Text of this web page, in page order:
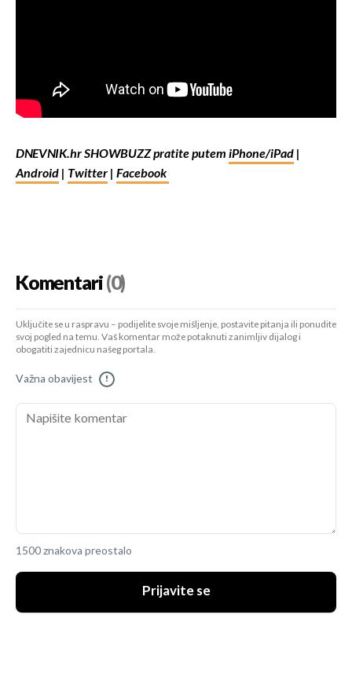
DNEVNIK.hr SHOWBUZZ pratite putem iPhone/iPad |
Android | Twitter | Facebook
Komentari(0)
Uključite se u raspravu – podijelite svoje mišljenje, postavite pitanja ili ponudite
svoj pogled na temu. Vaš komentar može potaknuti zanimljiv dijalog i
obogatiti zajednicu našeg portala.
Važna obavijest !
1500 znakova preostalo
Prijavite se